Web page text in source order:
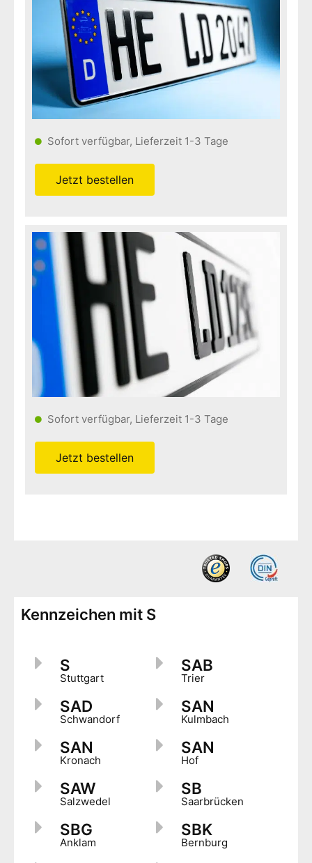
Sofort verfügbar, Lieferzeit 1-3 Tage
Jetzt bestellen
Sofort verfügbar, Lieferzeit 1-3 Tage
Jetzt bestellen
Kennzeichen mit S
S
Stuttgart
SAB
Trier
SAD
Schwandorf
SAN
Kulmbach
SAN
Kronach
SAN
Hof
SAW
Salzwedel
SB
Saarbrücken
SBG
Anklam
SBK
Bernburg